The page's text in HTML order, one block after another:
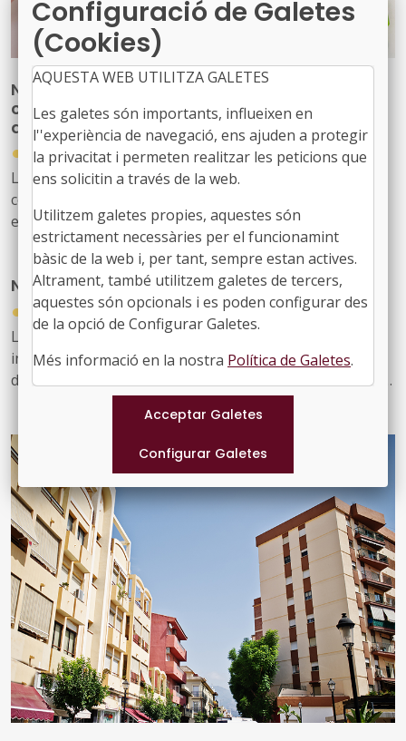
Nova publicació per reforçar les
competències del personal tècnic municipal
d’educació
●
31/07/2026
La Diputació de Barcelona ha editat la publicació ‘Marc
competencial del perfil tècnic municipal d’educació’, una
eina que defineix, ordena i enforteix el nou rol del
personal tècnic d’educació i el seu lideratge en el
desenvolupament i la gestió de les polítiques educatives
locals
Nou butlletí digital de l’FMC, el 934
●
31/07/2026
Les notícies sobre l'activitat de l'FMC, les recents
informacions d'interès per als governs locals, les
disposicions jurídiques noves i diversos actes d'agenda
us arriben amb aquest exemplar, el 934. També inclou
les notícies recents sobre fons europeus
Configuració de Galetes
(Cookies)
AQUESTA WEB UTILITZA GALETES
Les galetes són importants, influeixen en
l''experiència de navegació, ens ajuden a protegir
la privacitat i permeten realitzar les peticions que
ens solicitin a través de la web.
Utilitzem galetes propies, aquestes són
estrictament necessàries per el funcionamint
bàsic de la web i, per tant, sempre estan actives.
Altrament, també utilitzem galetes de tercers,
aquestes són opcionals i es poden configurar des
de la opció de Configurar Galetes.
Més informació en la nostra Política de Galetes.